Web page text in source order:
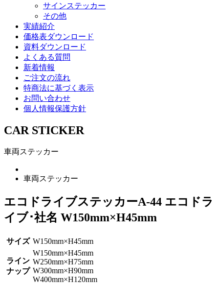
サインステッカー
その他
実績紹介
価格表ダウンロード
資料ダウンロード
よくある質問
新着情報
ご注文の流れ
特商法に基づく表示
お問い合わせ
個人情報保護方針
CAR STICKER
車両ステッカー
車両ステッカー
エコドライブステッカーA-44 エコドラ
イブ･社名 W150mm×H45mm
サイズ W150mm×H45mm
ライン
ナップ
W150mm×H45mm
W250mm×H75mm
W300mm×H90mm
W400mm×H120mm